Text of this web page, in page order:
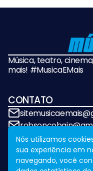
Música, teatro,
mais! #MusicaEMais
CONTATO
REDES SOCIAIS
Nós utilizamos
sua experiência em
navegando, você